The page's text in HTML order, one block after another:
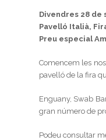
Divendres 28 de
Pavelló Italià,
Preu especial
Comencem les
pavelló de la fira
Enguany, Swab
gran número de
Podeu consultar